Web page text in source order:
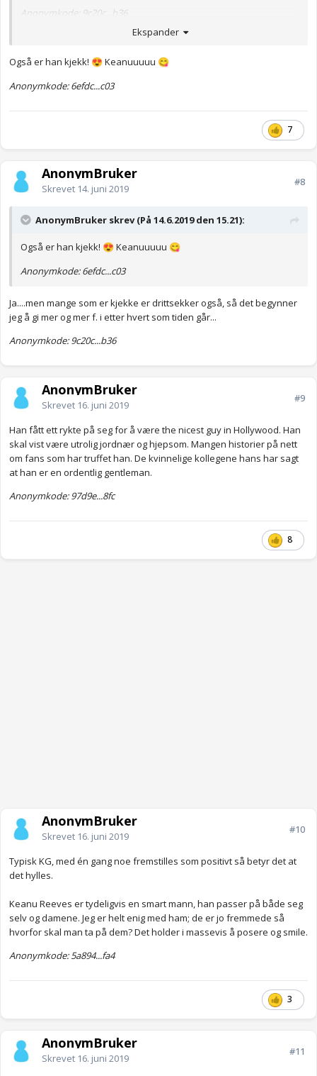
Anonymkode: 9c20c...b36
Ekspander
Også er han kjekk! 😍 Keanuuuuu 😋
Anonymkode: 6efdc...c03
7
AnonymBruker
Skrevet 14. juni 2019
#8
AnonymBruker skrev (På 14.6.2019 den 15.21):
Også er han kjekk! 😍 Keanuuuuu 😋
Anonymkode: 6efdc...c03
Ja....men mange som er kjekke er drittsekker også, så det begynner
jeg å gi mer og mer f. i etter hvert som tiden går...
Anonymkode: 9c20c...b36
AnonymBruker
Skrevet 16. juni 2019
#9
Han fått ett rykte på seg for å være the nicest guy in Hollywood. Han
skal vist være utrolig jordnær og hjepsom. Mangen historier på nett
om fans som har truffet han. De kvinnelige kollegene hans har sagt
at han er en ordentlig gentleman.
Anonymkode: 97d9e...8fc
8
AnonymBruker
Skrevet 16. juni 2019
#10
Typisk KG, med én gang noe fremstilles som positivt så betyr det at
det hylles.
Keanu Reeves er tydeligvis en smart mann, han passer på både seg
selv og damene. Jeg er helt enig med ham; de er jo fremmede så
hvorfor skal man ta på dem? Det holder i massevis å posere og smile.
Anonymkode: 5a894...fa4
3
AnonymBruker
Skrevet 16. juni 2019
#11